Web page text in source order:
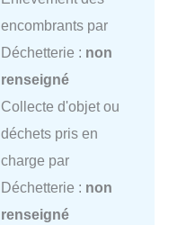
encombrants par
Déchetterie : non
renseigné
Collecte d'objet ou
déchets pris en
charge par
Déchetterie : non
renseigné